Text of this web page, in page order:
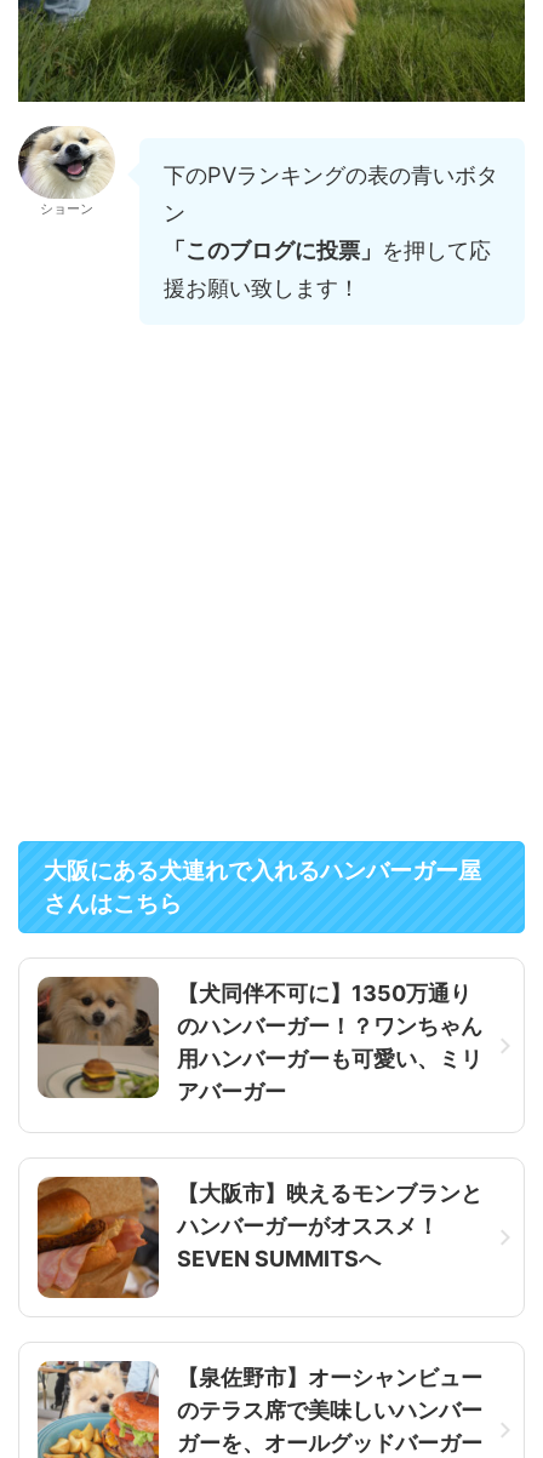
ショーン
下のPVランキングの表の青いボタ
ン
「このブログに投票」 を押して応
援お願い致します！
大阪にある犬連れで入れるハンバーガー屋
さんはこちら
【犬同伴不可に】1350万通り
のハンバーガー！？ワンちゃん
用ハンバーガーも可愛い、ミリ
アバーガー
【大阪市】映えるモンブランと
ハンバーガーがオススメ！
SEVEN SUMMITSへ
【泉佐野市】オーシャンビュー
のテラス席で美味しいハンバー
ガーを、オールグッドバーガー